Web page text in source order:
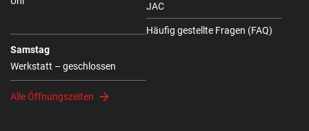
Samstag
Werkstatt – geschlossen
Alle Öffnungszeiten
JAC
Häufig gestellte Fragen (FAQ)